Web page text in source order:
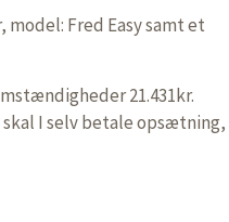
Fred Easy samt et
21.431kr.
I selv betale opsætning,